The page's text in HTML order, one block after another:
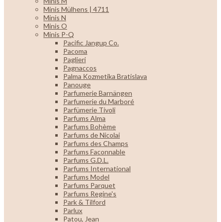
Minis Mülhens | 4711
Minis N
Minis O
Minis P-Q
Pacific Jangup Co.
Pacoma
Paglieri
Pagnaccos
Palma Kozmetika Bratislava
Panouge
Parfumerie Barnängen
Parfumerie du Marboré
Parfümerie Tivoli
Parfums Alma
Parfums Bohème
Parfums de Nicolai
Parfums des Champs
Parfums Faconnable
Parfums G.D.L.
Parfums International
Parfums Model
Parfums Parquet
Parfums Regine's
Park & Tilford
Parlux
Patou, Jean